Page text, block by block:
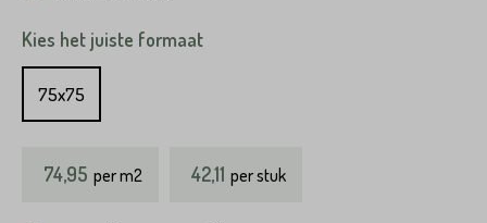
Kies het juiste formaat
75x75
74,95 perm2 42,11 per stuk